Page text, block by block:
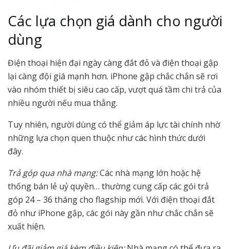
Các lựa chọn giá dành cho người
dùng
Điện thoại hiện đại ngày càng đắt đỏ và điện thoại gập
lại càng đội giá mạnh hơn. iPhone gập chắc chắn sẽ rơi
vào nhóm thiết bị siêu cao cấp, vượt quá tầm chi trả của
nhiều người nếu mua thẳng.
Tuy nhiên, người dùng có thể giảm áp lực tài chính nhờ
những lựa chọn quen thuộc như các hình thức dưới
đây.
Trả góp qua nhà mạng:Các nhà mạng lớn hoặc hệ
thống bán lẻ uỷ quyền… thường cung cấp các gói trả
góp 24 – 36 tháng cho flagship mới. Với điện thoại đắt
đỏ như iPhone gập, các gói này gần như chắc chắn sẽ
xuất hiện.